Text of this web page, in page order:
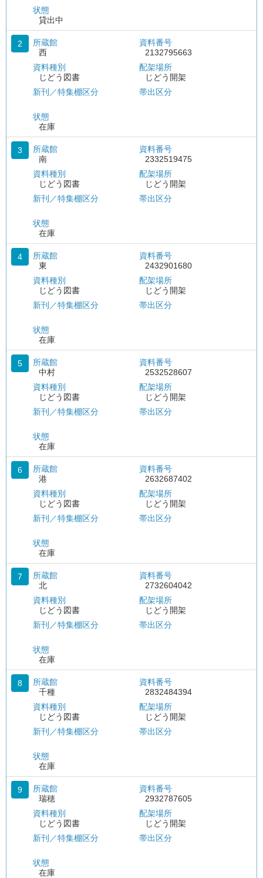
状態
貸出中
2
所蔵館
西
資料種別
じどう図書
新刊／特集棚区分
状態
在庫
資料番号
2132795663
配架場所
じどう開架
帯出区分
3
所蔵館
南
資料種別
じどう図書
新刊／特集棚区分
状態
在庫
資料番号
2332519475
配架場所
じどう開架
帯出区分
4
所蔵館
東
資料種別
じどう図書
新刊／特集棚区分
状態
在庫
資料番号
2432901680
配架場所
じどう開架
帯出区分
5
所蔵館
中村
資料種別
じどう図書
新刊／特集棚区分
状態
在庫
資料番号
2532528607
配架場所
じどう開架
帯出区分
6
所蔵館
港
資料種別
じどう図書
新刊／特集棚区分
状態
在庫
資料番号
2632687402
配架場所
じどう開架
帯出区分
7
所蔵館
北
資料種別
じどう図書
新刊／特集棚区分
状態
在庫
資料番号
2732604042
配架場所
じどう開架
帯出区分
8
所蔵館
千種
資料種別
じどう図書
新刊／特集棚区分
状態
在庫
資料番号
2832484394
配架場所
じどう開架
帯出区分
9
所蔵館
瑞穂
資料種別
じどう図書
新刊／特集棚区分
状態
在庫
資料番号
2932787605
配架場所
じどう開架
帯出区分